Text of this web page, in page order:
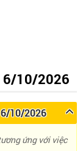
6/10/2026
10/2026
ứng với việc